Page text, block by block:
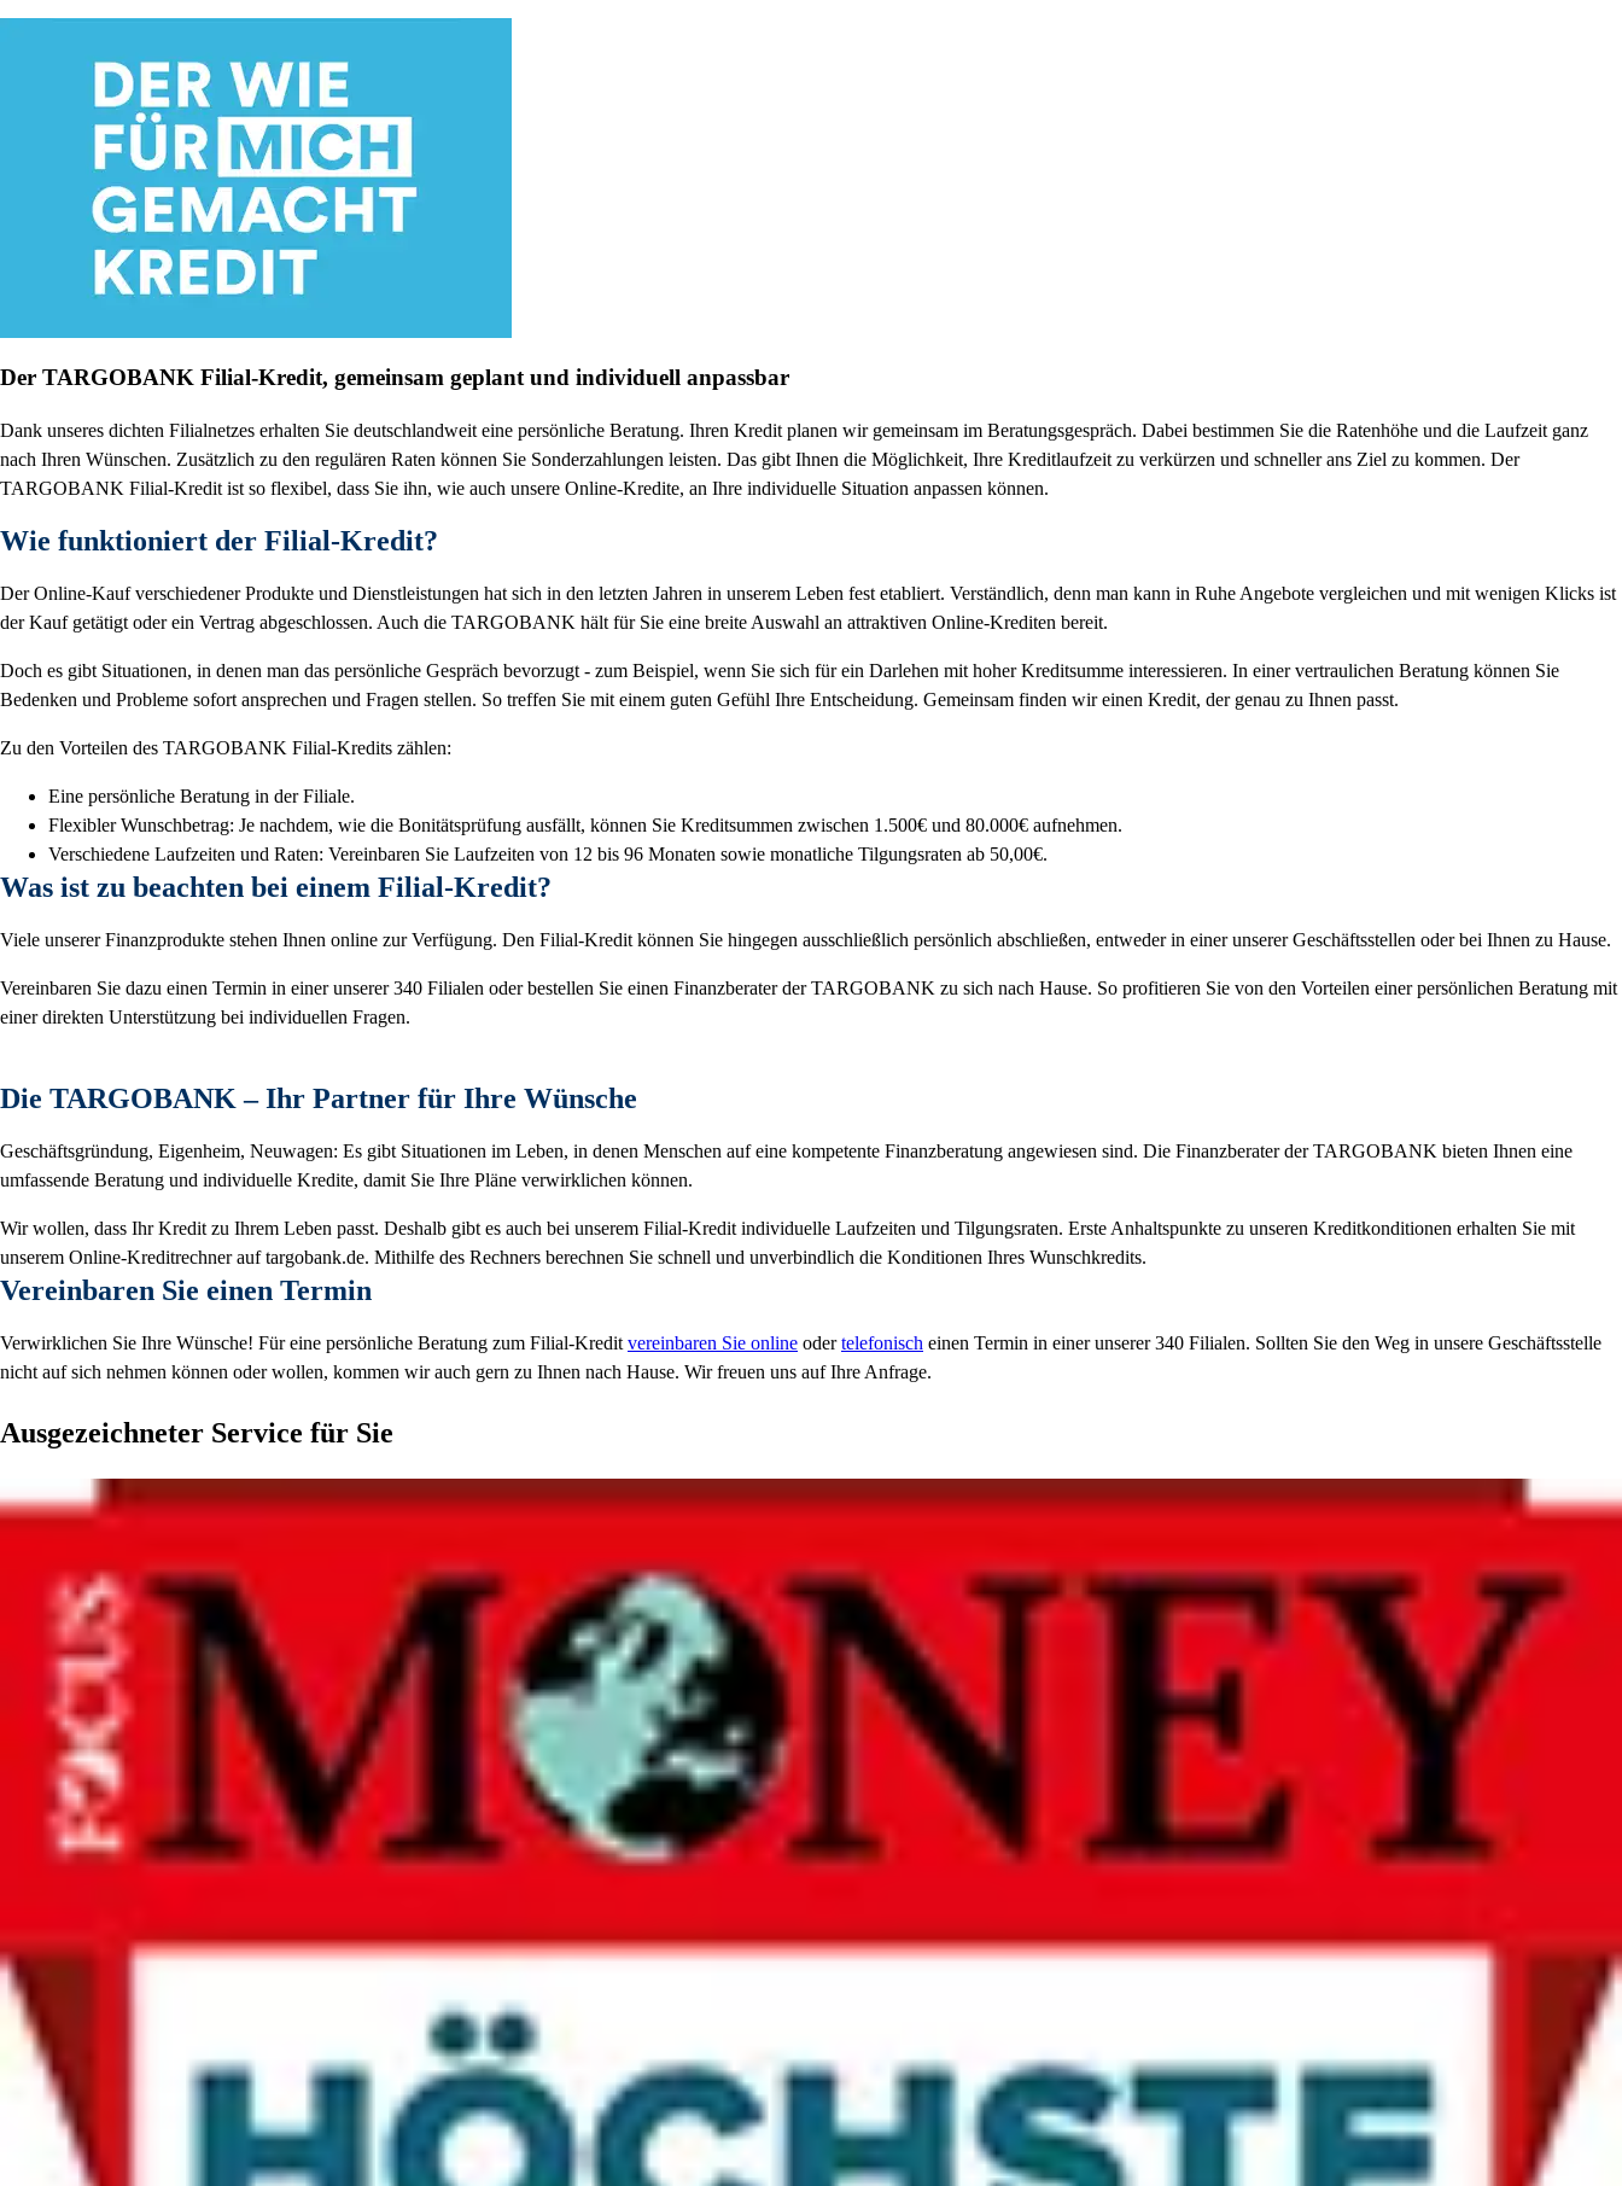
Der TARGOBANK Filial-Kredit, gemeinsam geplant und individuell anpassbar
Dank unseres dichten Filialnetzes erhalten Sie deutschlandweit eine persönliche Beratung. Ihren Kredit planen wir gemeinsam im Beratungsgespräch. Dabei bestimmen Sie die Ratenhöhe und die Laufzeit ganz
nach Ihren Wünschen. Zusätzlich zu den regulären Raten können Sie Sonderzahlungen leisten. Das gibt Ihnen die Möglichkeit, Ihre Kreditlaufzeit zu verkürzen und schneller ans Ziel zu kommen. Der
TARGOBANK Filial-Kredit ist so flexibel, dass Sie ihn, wie auch unsere Online-Kredite, an Ihre individuelle Situation anpassen können.
Wie funktioniert der Filial-Kredit?
Der Online-Kauf verschiedener Produkte und Dienstleistungen hat sich in den letzten Jahren in unserem Leben fest etabliert. Verständlich, denn man kann in Ruhe Angebote vergleichen und mit wenigen Klicks ist
der Kauf getätigt oder ein Vertrag abgeschlossen. Auch die TARGOBANK hält für Sie eine breite Auswahl an attraktiven Online-Krediten bereit.
Doch es gibt Situationen, in denen man das persönliche Gespräch bevorzugt - zum Beispiel, wenn Sie sich für ein Darlehen mit hoher Kreditsumme interessieren. In einer vertraulichen Beratung können Sie
Bedenken und Probleme sofort ansprechen und Fragen stellen. So treffen Sie mit einem guten Gefühl Ihre Entscheidung. Gemeinsam finden wir einen Kredit, der genau zu Ihnen passt.
Zu den Vorteilen des TARGOBANK Filial-Kredits zählen:
Eine persönliche Beratung in der Filiale.
Flexibler Wunschbetrag: Je nachdem, wie die Bonitätsprüfung ausfällt, können Sie Kreditsummen zwischen 1.500€ und 80.000€ aufnehmen.
Verschiedene Laufzeiten und Raten: Vereinbaren Sie Laufzeiten von 12 bis 96 Monaten sowie monatliche Tilgungsraten ab 50,00€.
Was ist zu beachten bei einem Filial-Kredit?
Viele unserer Finanzprodukte stehen Ihnen online zur Verfügung. Den Filial-Kredit können Sie hingegen ausschließlich persönlich abschließen, entweder in einer unserer Geschäftsstellen oder bei Ihnen zu Hause.
Vereinbaren Sie dazu einen Termin in einer unserer 340 Filialen oder bestellen Sie einen Finanzberater der TARGOBANK zu sich nach Hause. So profitieren Sie von den Vorteilen einer persönlichen Beratung mit
einer direkten Unterstützung bei individuellen Fragen.
Die TARGOBANK – Ihr Partner für Ihre Wünsche
Geschäftsgründung, Eigenheim, Neuwagen: Es gibt Situationen im Leben, in denen Menschen auf eine kompetente Finanzberatung angewiesen sind. Die Finanzberater der TARGOBANK bieten Ihnen eine
umfassende Beratung und individuelle Kredite, damit Sie Ihre Pläne verwirklichen können.
Wir wollen, dass Ihr Kredit zu Ihrem Leben passt. Deshalb gibt es auch bei unserem Filial-Kredit individuelle Laufzeiten und Tilgungsraten. Erste Anhaltspunkte zu unseren Kreditkonditionen erhalten Sie mit
unserem Online-Kreditrechner auf targobank.de. Mithilfe des Rechners berechnen Sie schnell und unverbindlich die Konditionen Ihres Wunschkredits.
Vereinbaren Sie einen Termin
Verwirklichen Sie Ihre Wünsche! Für eine persönliche Beratung zum Filial-Kredit vereinbaren Sie online odertelefonisch einen Termin in einer unserer 340 Filialen. Sollten Sie den Weg in unsere Geschäftsstelle
nicht auf sich nehmen können oder wollen, kommen wir auch gern zu Ihnen nach Hause. Wir freuen uns auf Ihre Anfrage.
Ausgezeichneter Service für Sie